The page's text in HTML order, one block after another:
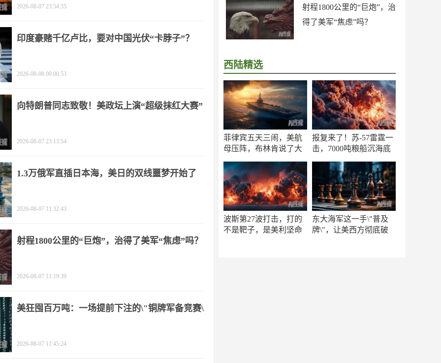
射程1800公里的“巨炮”，治
得了美军“焦虑”吗？
西陆精选
菲律宾五天三闹，美航
母压阵，布林肯说了大
报复来了！苏-57雷霆一
击，7000吨粮船沉海底
波斯第27波打击，打的
不是靶子，是美利坚命
东大海军这一手\"普及
牌\"，让美西方彻底破
2026-08-07 23:54:35
印度豪赌千亿卢比，要对中国光伏“卡脖子”？
2026-08-08 00:00:53
向特朗普同志致敬！美政坛上演“超级抹红大赛”
2026-08-07 23:13:54
1.3万俄军直插日本海，美日的双线噩梦开始了
2026-08-07 11:32:43
射程1800公里的“巨炮”，治得了美军“焦虑”吗？
2026-08-07 11:19:39
美狂囤百万吨：一场提前下注的\"铜牌军备竞赛\"
2026-08-07 11:45:24